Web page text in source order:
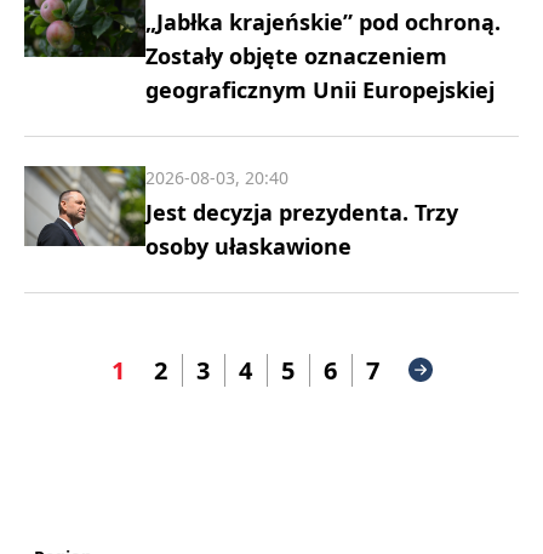
„Jabłka krajeńskie” pod ochroną.
Zostały objęte oznaczeniem
geograficznym Unii Europejskiej
Jest decyzja prezydenta. Trzy
osoby ułaskawione
2026-08-03, 20:40
1 2 3 4 5 6 7